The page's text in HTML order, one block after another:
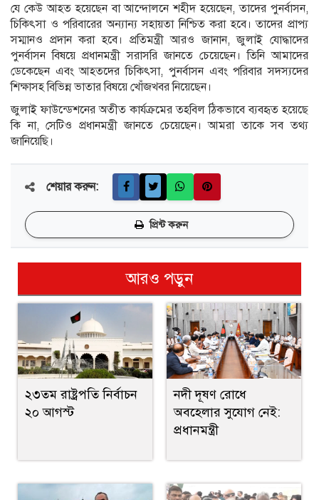
যে কেউ আহত হয়েছেন বা আন্দোলনে শহীদ হয়েছেন, তাদের পুনর্বাসন,
চিকিৎসা ও পরিবারের অন্যান্য সহায়তা নিশ্চিত করা হবে। তাদের প্রাপ্য
সম্মানও প্রদান করা হবে। প্রতিমন্ত্রী আরও জানান, জুলাই যোদ্ধাদের
পুনর্বাসন বিষয়ে প্রধানমন্ত্রী সরাসরি জানতে চেয়েছেন। তিনি আমাদের
ডেকেছেন এবং আহতদের চিকিৎসা, পুনর্বাসন এবং পরিবার সদস্যদের
শিক্ষাসহ বিভিন্ন ভাতার বিষয়ে খোঁজখবর নিয়েছেন।
জুলাই ফাউন্ডেশনের অতীত কার্যক্রমের তহবিল ঠিকভাবে ব্যবহৃত হয়েছে
কি না, সেটিও প্রধানমন্ত্রী জানতে চেয়েছেন। আমরা তাকে সব তথ্য
জানিয়েছি।
শেয়ার করুন:
প্রিন্ট করুন
আরও পড়ুন
২৩তম রাষ্ট্রপতি নির্বাচন
২০ আগস্ট
নদী দূষণ রোধে
অবহেলার সুযোগ নেই:
প্রধানমন্ত্রী